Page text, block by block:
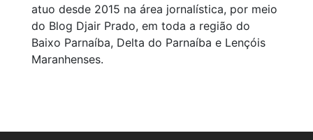
atuo desde 2015 na área jornalística, por meio
do Blog Djair Prado, em toda a região do
Baixo Parnaíba, Delta do Parnaíba e Lençóis
Maranhenses.